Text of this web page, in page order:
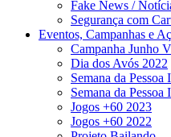
Fake News /
Segurança com
Eventos, Campanhas e
Campanha Junho
Dia dos Avós 2022
Semana da Pessoa
Semana da Pessoa
Jogos +60 2023
Jogos +60 2022